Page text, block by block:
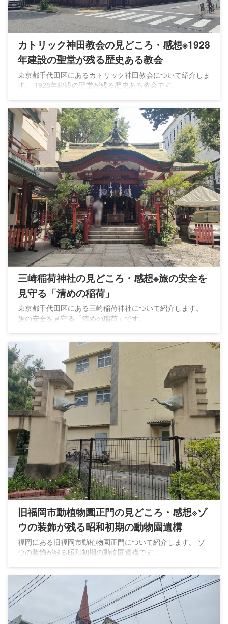
カトリック神田教会の見どころ・感想※1928
年建設の聖堂が残る歴史ある教会
東京都千代田区にあるカトリック神田教会について紹介しま
す。 1928年建設の聖堂が残る歴史ある教会です。
三崎稲荷神社の見どころ・感想※旅の安全を
見守る「清めの稲荷」
東京都千代田区にある三崎稲荷神社について紹介します。
旅の安全を見守る「清めの稲荷」です。
旧福岡市動植物園正門の見どころ・感想※ゾ
ウの装飾が残る昭和初期の動物園遺構
福岡にある旧福岡市動植物園正門について紹介します。 ゾ
ウの装飾が残る昭和初期の動物園遺構です。